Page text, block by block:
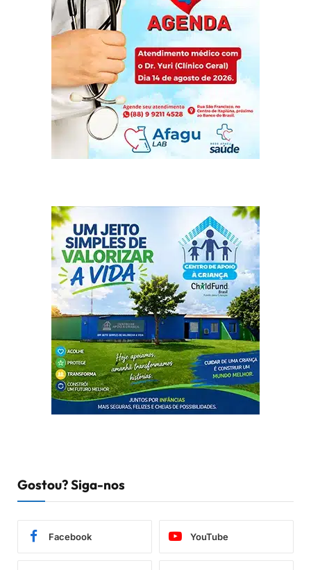
Gostou? Siga-nos
Facebook YouTube